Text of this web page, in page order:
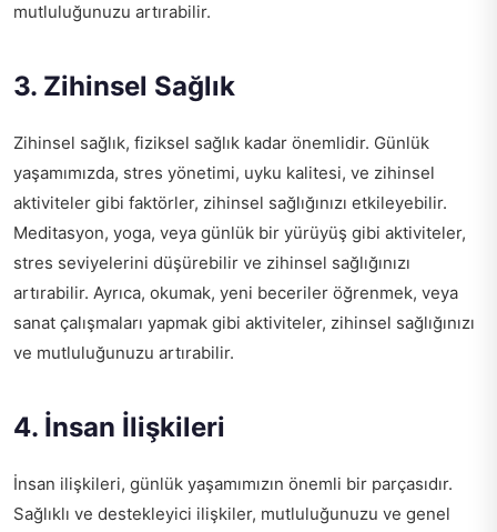
mutluluğunuzu artırabilir.
3. Zihinsel Sağlık
Zihinsel sağlık, fiziksel sağlık kadar önemlidir. Günlük
yaşamımızda, stres yönetimi, uyku kalitesi, ve zihinsel
aktiviteler gibi faktörler, zihinsel sağlığınızı etkileyebilir.
Meditasyon, yoga, veya günlük bir yürüyüş gibi aktiviteler,
stres seviyelerini düşürebilir ve zihinsel sağlığınızı
artırabilir. Ayrıca, okumak, yeni beceriler öğrenmek, veya
sanat çalışmaları yapmak gibi aktiviteler, zihinsel sağlığınızı
ve mutluluğunuzu artırabilir.
4. İnsan İlişkileri
İnsan ilişkileri, günlük yaşamımızın önemli bir parçasıdır.
Sağlıklı ve destekleyici ilişkiler, mutluluğunuzu ve genel